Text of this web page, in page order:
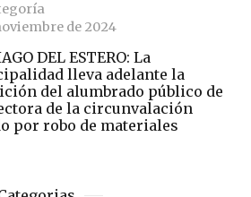
de 2024
DEL ESTERO: La
lleva adelante la
del alumbrado público de
de la circunvalación
por robo de materiales